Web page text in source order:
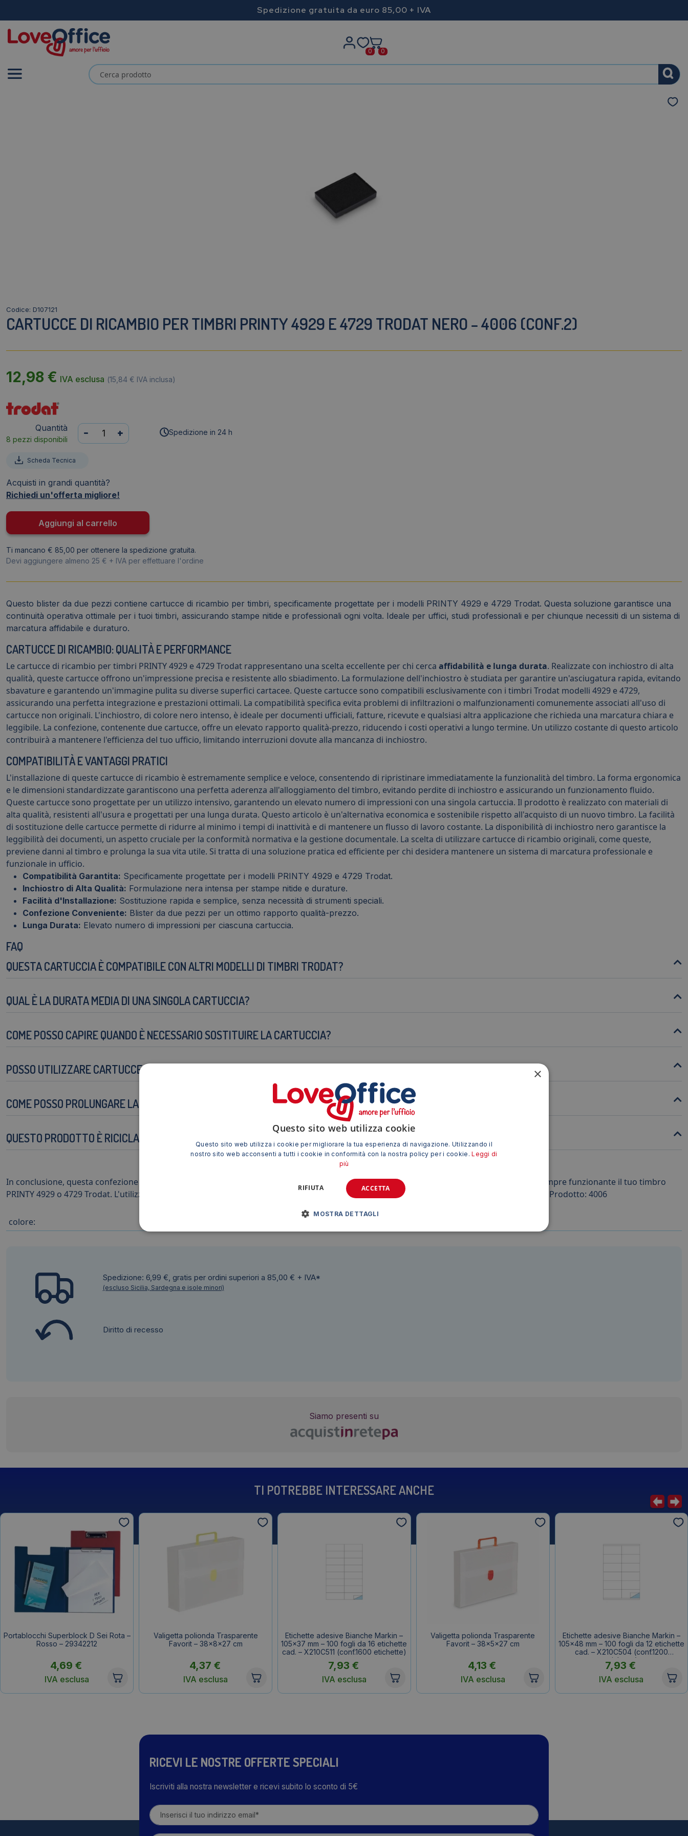
Spedizione gratuita da euro 85,00 + IVA
0 0
Codice: D107121
CARTUCCE DI RICAMBIO PER TIMBRI PRINTY 4929 E 4729 TRODAT NERO – 4006 (CONF.2)
12,98 € IVA esclusa (15,84 € IVA inclusa)
Quantità
8 pezzi disponibili
Cartucce
di
timbri
PRINTY
4929
e
4729
Trodat
Nero
-
quantità
- + Spedizione in 24 h
Scheda Tecnica
Acquisti in grandi quantità?
Richiedi un'offerta migliore!
Aggiungi al carrello
Ti mancano € 85,00 per ottenere la spedizione gratuita.
Devi aggiungere almeno 25 € + IVA per effettuare l'ordine
Questo blister da due pezzi contiene cartucce di ricambio per timbri, specificamente progettate per i modelli PRINTY 4929 e 4729 Trodat. Questa soluzione garantisce una
continuità operativa ottimale per i tuoi timbri, assicurando stampe nitide e professionali ogni volta. Ideale per uffici, studi professionali e per chiunque necessiti di un sistema di
marcatura affidabile e duraturo.
CARTUCCE DI RICAMBIO: QUALITÀ E PERFORMANCE
Le cartucce di ricambio per timbri PRINTY 4929 e 4729 Trodat rappresentano una scelta eccellente per chi cerca affidabilità e lunga durata. Realizzate con inchiostro di alta
qualità, queste cartucce offrono un'impressione precisa e resistente allo sbiadimento. La formulazione dell'inchiostro è studiata per garantire un'asciugatura rapida, evitando
sbavature e garantendo un'immagine pulita su diverse superfici cartacee. Queste cartucce sono compatibili esclusivamente con i timbri Trodat modelli 4929 e 4729,
assicurando una perfetta integrazione e prestazioni ottimali. La compatibilità specifica evita problemi di infiltrazioni o malfunzionamenti comunemente associati all'uso di
cartucce non originali. L'inchiostro, di colore nero intenso, è ideale per documenti ufficiali, fatture, ricevute e qualsiasi altra applicazione che richieda una marcatura chiara e
leggibile. La confezione, contenente due cartucce, offre un elevato rapporto qualità-prezzo, riducendo i costi operativi a lungo termine. Un utilizzo costante di questo articolo
contribuirà a mantenere l'efficienza del tuo ufficio, limitando interruzioni dovute alla mancanza di inchiostro.
COMPATIBILITÀ E VANTAGGI PRATICI
L'installazione di queste cartucce di ricambio è estremamente semplice e veloce, consentendo di ripristinare immediatamente la funzionalità del timbro. La forma ergonomica
e le dimensioni standardizzate garantiscono una perfetta aderenza all'alloggiamento del timbro, evitando perdite di inchiostro e assicurando un funzionamento fluido.
Queste cartucce sono progettate per un utilizzo intensivo, garantendo un elevato numero di impressioni con una singola cartuccia. Il prodotto è realizzato con materiali di
alta qualità, resistenti all'usura e progettati per una lunga durata. Questo articolo è un'alternativa economica e sostenibile rispetto all'acquisto di un nuovo timbro. La facilità
di sostituzione delle cartucce permette di ridurre al minimo i tempi di inattività e di mantenere un flusso di lavoro costante. La disponibilità di inchiostro nero garantisce la
leggibilità dei documenti, un aspetto cruciale per la conformità normativa e la gestione documentale. La scelta di utilizzare cartucce di ricambio originali, come queste,
previene danni al timbro e prolunga la sua vita utile. Si tratta di una soluzione pratica ed efficiente per chi desidera mantenere un sistema di marcatura professionale e
funzionale in ufficio.
Compatibilità Garantita: Specificamente progettate per i modelli PRINTY 4929 e 4729 Trodat.
Inchiostro di Alta Qualità: Formulazione nera intensa per stampe nitide e durature.
Facilità d'Installazione: Sostituzione rapida e semplice, senza necessità di strumenti speciali.
Confezione Conveniente: Blister da due pezzi per un ottimo rapporto qualità-prezzo.
Lunga Durata: Elevato numero di impressioni per ciascuna cartuccia.
FAQ
QUESTA CARTUCCIA È COMPATIBILE CON ALTRI MODELLI DI TIMBRI TRODAT?
QUAL È LA DURATA MEDIA DI UNA SINGOLA CARTUCCIA?
COME POSSO CAPIRE QUANDO È NECESSARIO SOSTITUIRE LA CARTUCCIA?
POSSO UTILIZZARE CARTUCCE NON ORIGINALI CON QUESTO TIMBRO?
COME POSSO PROLUNGARE LA DURATA DELLA CARTUCCIA?
QUESTO PRODOTTO È RICICLABILE?
In conclusione, questa confezione da due cartucce di ricambio rappresenta una soluzione pratica, economica e affidabile per mantenere sempre funzionante il tuo timbro
PRINTY 4929 o 4729 Trodat. L'utilizzo di prodotti originali garantisce una qualità di stampa elevata e una lunga durata del tuo timbro. Codice Prodotto: 4006
colore:
Spedizione: 6,99 €, gratis per ordini superiori a 85,00 € + IVA*
(escluso Sicilia, Sardegna e isole minori)
Diritto di recesso
Siamo presenti su
TI POTREBBE INTERESSARE ANCHE
Portablocchi Superblock D Sei Rota –
Rosso – 29342212
4,69€
IVA esclusa
Valigetta polionda Trasparente
Favorit – 38x8x27 cm
4,37 €
IVA esclusa
Etichette adesive Bianche Markin –
105×37 mm – 100 fogli da 16 etichette
cad. – X210C511 (conf.1600 etichette)
7,93 €
IVA esclusa
Valigetta polionda Trasparente
Favorit – 38x5x27 cm
4,13€
IVA esclusa
Etichette adesive Bianche Markin –
105×48 mm – 100 fogli da 12 etichette
cad. – X210C504 (conf.1200
etichette)
7,93€
IVA esclusa
RICEVI LE NOSTRE OFFERTE SPECIALI
Iscriviti alla nostra newsletter e ricevi subito lo sconto di 5€
×
Questo sito web utilizza cookie
Questo sito web utilizza i cookie per migliorare la tua esperienza di navigazione. Utilizzando il
nostro sito web acconsenti a tutti i cookie in conformità con la nostra policy per i cookie.Leggi di
più
ACCETTA
RIFIUTA
MOSTRA DETTAGLI